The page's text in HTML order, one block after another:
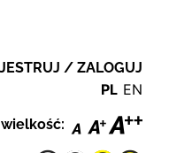
/ ZALOGUJ
PL EN
wielkość: